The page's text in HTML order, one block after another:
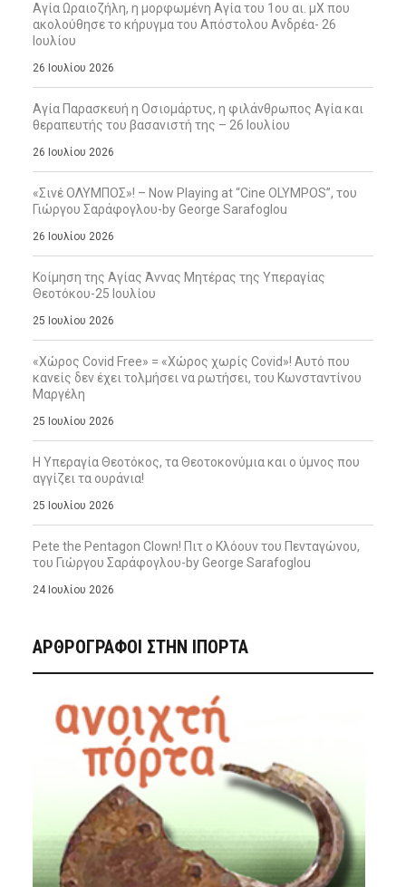
Αγία Ωραιοζήλη, η μορφωμένη Αγία του 1ου αι. μΧ που
ακολούθησε το κήρυγμα του Απόστολου Ανδρέα- 26
Ιουλίου
26 Ιουλίου 2026
Αγία Παρασκευή η Οσιομάρτυς, η φιλάνθρωπος Αγία και
θεραπευτής του βασανιστή της – 26 Ιουλίου
26 Ιουλίου 2026
«Σινέ ΟΛΥΜΠΟΣ»! – Now Playing at “Cine OLYMPOS”, του
Γιώργου Σαράφογλου-by George Sarafoglou
26 Ιουλίου 2026
Κοίμηση της Αγίας Άννας Μητέρας της Υπεραγίας
Θεοτόκου-25 Ιουλίου
25 Ιουλίου 2026
«Χώρος Covid Free» = «Χώρος χωρίς Covid»! Αυτό που
κανείς δεν έχει τολμήσει να ρωτήσει, του Κωνσταντίνου
Μαργέλη
25 Ιουλίου 2026
Η Υπεραγία Θεοτόκος, τα Θεοτοκονύμια και ο ύμνος που
αγγίζει τα ουράνια!
25 Ιουλίου 2026
Pete the Pentagon Clown! Πιτ ο Κλόουν του Πενταγώνου,
του Γιώργου Σαράφογλου-by George Sarafoglou
24 Ιουλίου 2026
ΑΡΘΡΟΓΡΑΦΟΙ ΣΤΗΝ IΠΟΡΤΑ